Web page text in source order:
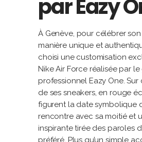
par Eazy
À Genève, pour célébrer
manière unique et
choisi une customisation
Nike Air Force réalisée par
professionnel Eazy One.
de ses sneakers, en rouge
figurent la date symbolique
rencontre avec sa moitié et
inspirante tirée des paroles
préféré. Plus qu’un simple